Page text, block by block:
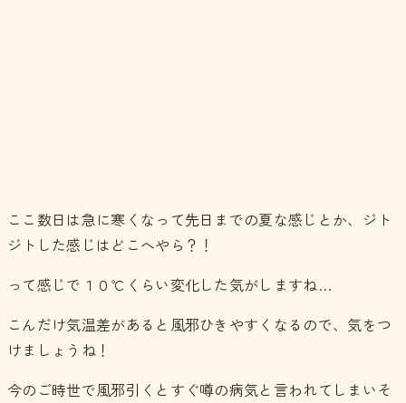
ここ数日は急に寒くなって先日までの夏な感じとか、ジト
ジトした感じはどこへやら？！
って感じで１０℃くらい変化した気がしますね…
こんだけ気温差があると風邪ひきやすくなるので、気をつ
けましょうね！
今のご時世で風邪引くとすぐ噂の病気と言われてしまいそ